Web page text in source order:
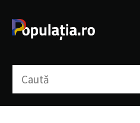
conținut